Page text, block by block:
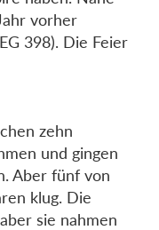
vorher
398). Die Feier
zehn
und gingen
Aber fünf von
klug. Die
sie nahmen